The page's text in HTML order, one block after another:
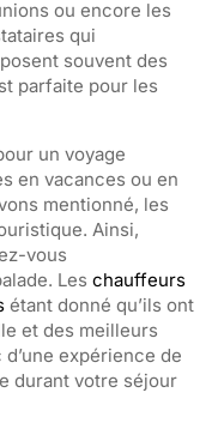
ou encore les
qui
souvent des
parfaite pour les
un voyage
en vacances ou en
mentionné, les
Ainsi,
vous
Les chauffeurs
étant donné qu’ils ont
et des meilleurs
expérience de
durant votre séjour